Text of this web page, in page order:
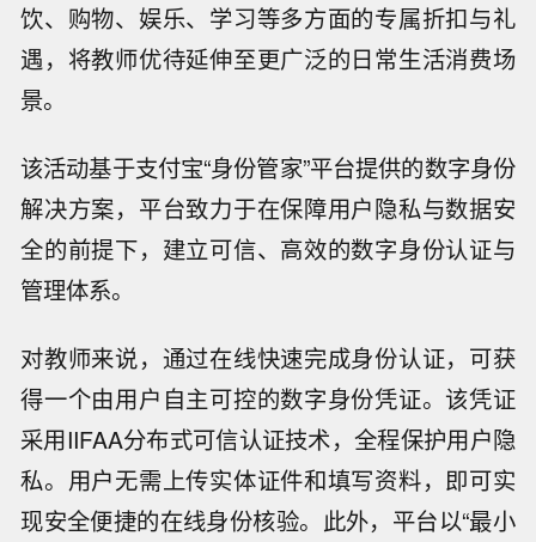
饮、购物、娱乐、学习等多方面的专属折扣与礼
遇，将教师优待延伸至更广泛的日常生活消费场
景。
该活动基于支付宝“身份管家”平台提供的数字身份
解决方案，平台致力于在保障用户隐私与数据安
全的前提下，建立可信、高效的数字身份认证与
管理体系。
对教师来说，通过在线快速完成身份认证，可获
得一个由用户自主可控的数字身份凭证。该凭证
采用IIFAA分布式可信认证技术，全程保护用户隐
私。用户无需上传实体证件和填写资料，即可实
现安全便捷的在线身份核验。此外，平台以“最小